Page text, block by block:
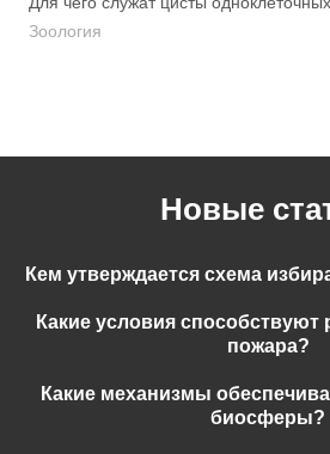
Зоология
Новые
Кем утверждается схема
Какие условия
пожара?
Какие механизмы
биосферы?